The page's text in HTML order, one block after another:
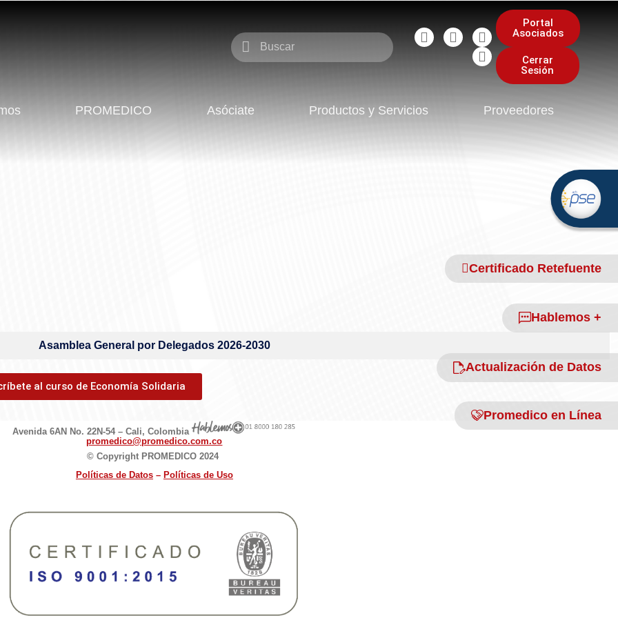
Certificado Retefuente
Hablemos +
Actualización de Datos
Promedico en Línea
Portal
Asociados
Cerrar
Sesión
PROMEDICO Asóciate Productos y Servicios Proveedores
Asamblea General por Delegados 2026-2030
al curso de Economía Solidaria
Avenida 6AN No. 22N-54 – Cali, Colombia
promedico@promedico.com.co
© Copyright PROMEDICO 2024
Políticas de Datos – Políticas de Uso